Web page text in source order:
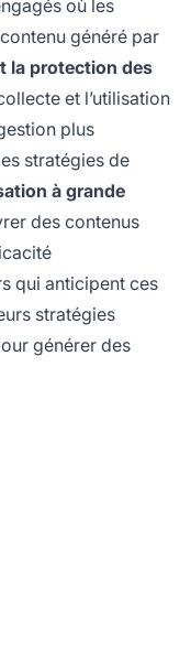
où les
généré par
la protection des
et l’utilisation
plus
stratégies de
à grande
des contenus
qui anticipent ces
stratégies
générer des